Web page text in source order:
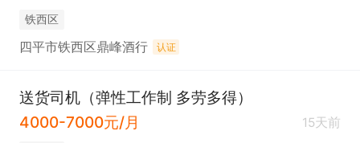
铁西区
四平市铁西区鼎峰酒行 认证
送货司机（弹性工作制 多劳多得）
4000-7000元/月
15天前